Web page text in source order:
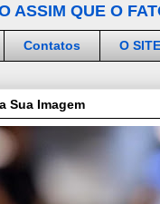
ASSIM QUE O
Contatos O SITE
Sua Imagem